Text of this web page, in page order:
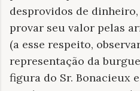
desprovidos de
provar seu valor pelas
(a esse respeito,
representação da
figura do Sr. Bonacieux